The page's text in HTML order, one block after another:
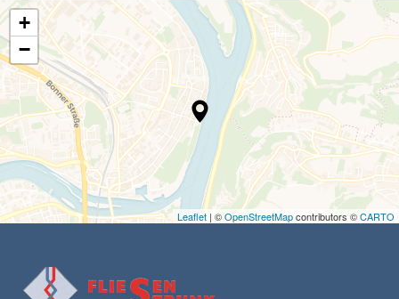
+
−
Leaflet | ©OpenStreetMapcontributors ©CARTO